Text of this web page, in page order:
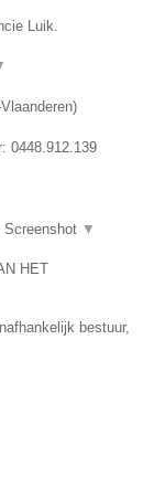
Luik.
)
0448.912.139
Screenshot ▼
HET
bestuur,